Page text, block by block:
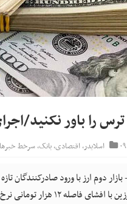
را باور نکنید/
اسلایدر,اقتصادی,بانک,سرخط خبرها
دوم ارز با ورود صادرکنندگان
التهاب رسیده؛ فرزین